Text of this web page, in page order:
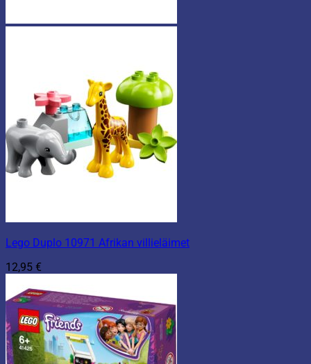
Lego Duplo 10971 Afrikan villieläimet
12,95 €